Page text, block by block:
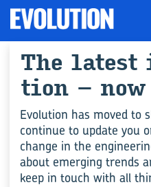
All
PRODUKTION
The
ti­on – now
Evolution has moved to
continue to update you
change in the
about emerging trends
keep in touch with all